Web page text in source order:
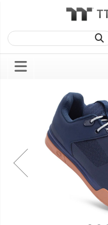
images
gallery
images
gallery